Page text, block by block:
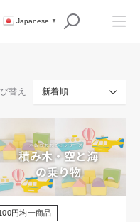
Japanese ▼
替え 新着順
円均一商品